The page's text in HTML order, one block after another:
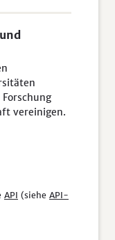
vereinigen.
API (siehe API-